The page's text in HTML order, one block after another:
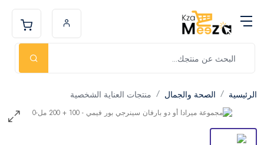
الرئيسية الصحة والجمال منتجات العناية الشخصية